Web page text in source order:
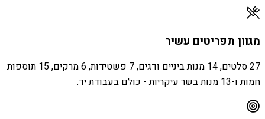
מגוון תפריטים עשיר
27 סלטים, 14 מנות ביניים ודגים, 7 פשטידות, 6 מרקים, 15 תוספות
חמות ו-13 מנות בשר עיקריות - כולם בעבודת יד.